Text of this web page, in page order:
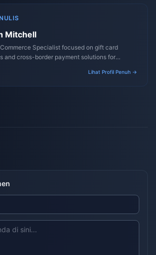
Mitchell
Specialist focused on gift card
and cross-border payment solutions for
Lihat Profil Penuh →